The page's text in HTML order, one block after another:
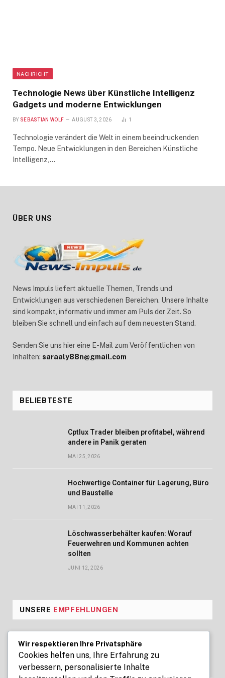
NACHRICHT
Technologie News über Künstliche Intelligenz
Gadgets und moderne Entwicklungen
BY SEBASTIAN WOLF AUGUST 3, 2026 1
Technologie verändert die Welt in einem beeindruckenden
Tempo. Neue Entwicklungen in den Bereichen Künstliche
Intelligenz,…
ÜBER UNS
News Impuls liefert aktuelle Themen, Trends und
Entwicklungen aus verschiedenen Bereichen. Unsere Inhalte
sind kompakt, informativ und immer am Puls der Zeit. So
bleiben Sie schnell und einfach auf dem neuesten Stand.
Senden Sie uns hier eine E-Mail zum Veröffentlichen von
Inhalten: saraaly88n@gmail.com
BELIEBTESTE
Cptlux Trader bleiben profitabel, während
andere in Panik geraten
MAI 25, 2026
Hochwertige Container für Lagerung, Büro
und Baustelle
MAI 11, 2026
Löschwasserbehälter kaufen: Worauf
Feuerwehren und Kommunen achten
sollten
JUNI 12, 2026
UNSERE EMPFEHLUNGEN
Seoul Business Trip Massage for
Professional Relaxation Services
AUGUST 7, 2026
Wir respektieren Ihre Privatsphäre
Cookies helfen uns, Ihre Erfahrung zu
verbessern, personalisierte Inhalte